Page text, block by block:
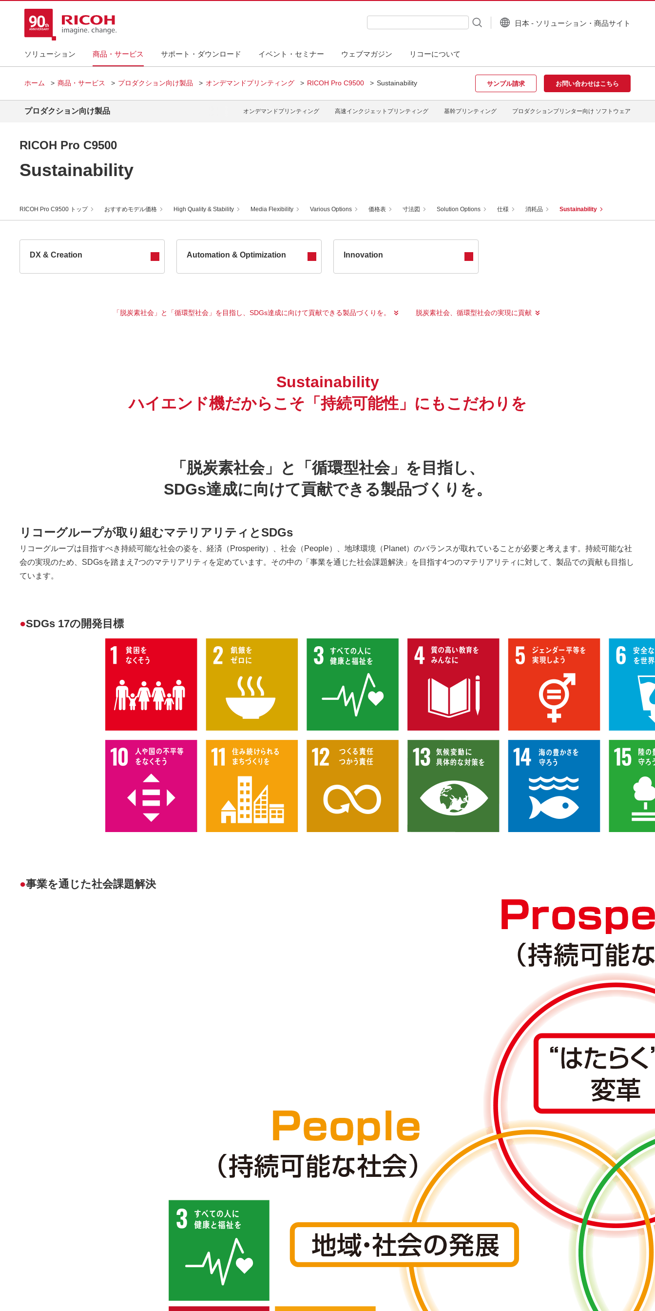
ソリューション 商品・サービス サポート・ダウンロード イベント・セミナー ウェブマガジン リコーについて
検索キーワード入力
日本 - ソリューション・商品サイト
ホーム 商品・サービス プロダクション向け製品 オンデマンドプリンティング RICOH Pro C9500 Sustainability サンプル請求 お問い合わせはこちら
プロダクション向け製品 オンデマンドプリンティング 高速インクジェットプリンティング 基幹プリンティング プロダクションプリンター向け ソフトウェア
RICOH Pro C9500
Sustainability
RICOH Pro C9500 トップ おすすめモデル価格 High Quality & Stability Media Flexibility Various Options 価格表 寸法図 Solution Options 仕様 消耗品 Sustainability
DX & Creation Automation & Optimization Innovation
「脱炭素社会」と「循環型社会」を目指し、SDGs達成に向けて貢献できる製品づくりを。 脱炭素社会、循環型社会の実現に貢献
Sustainability
ハイエンド機だからこそ「持続可能性」にもこだわりを
「脱炭素社会」と「循環型社会」を目指し、
SDGs達成に向けて貢献できる製品づくりを。
リコーグループが取り組むマテリアリティとSDGs
リコーグループは目指すべき持続可能な社会の姿を、経済（Prosperity）、社会（People）、地球環境（Planet）のバランスが取れていることが必要と考えます。持続可能な社
会の実現のため、SDGsを踏まえ7つのマテリアリティを定めています。その中の「事業を通じた社会課題解決」を目指す4つのマテリアリティに対して、製品での貢献も目指し
ています。
●SDGs 17の開発目標
●事業を通じた社会課題解決